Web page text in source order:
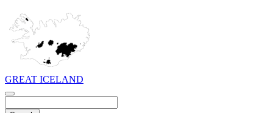
GREAT ICELAND